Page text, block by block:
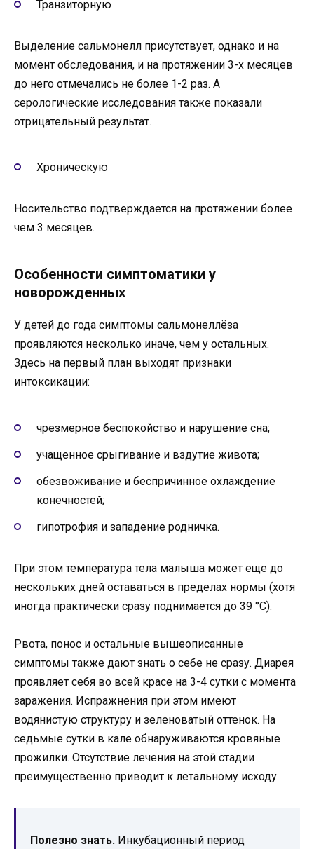
Транзиторную
Выделение сальмонелл присутствует, однако и на
момент обследования, и на протяжении 3-х месяцев
до него отмечались не более 1-2 раз. А
серологические исследования также показали
отрицательный результат.
Хроническую
Носительство подтверждается на протяжении более
чем 3 месяцев.
Особенности симптоматики у
новорожденных
У детей до года симптомы сальмонеллёза
проявляются несколько иначе, чем у остальных.
Здесь на первый план выходят признаки
интоксикации:
чрезмерное беспокойство и нарушение сна;
учащенное срыгивание и вздутие живота;
обезвоживание и беспричинное охлаждение
конечностей;
гипотрофия и западение родничка.
При этом температура тела малыша может еще до
нескольких дней оставаться в пределах нормы (хотя
иногда практически сразу поднимается до 39 °C).
Рвота, понос и остальные вышеописанные
симптомы также дают знать о себе не сразу. Диарея
проявляет себя во всей красе на 3-4 сутки с момента
заражения. Испражнения при этом имеют
водянистую структуру и зеленоватый оттенок. На
седьмые сутки в кале обнаруживаются кровяные
прожилки. Отсутствие лечения на этой стадии
преимущественно приводит к летальному исходу.
Полезно знать. Инкубационный период